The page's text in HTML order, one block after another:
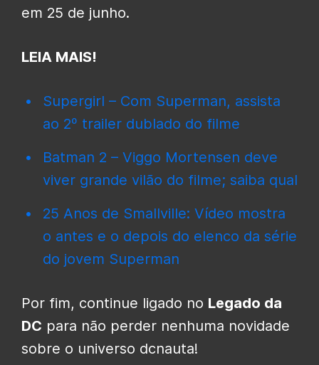
em 25 de junho.
LEIA MAIS!
Supergirl – Com Superman, assista
ao 2º trailer dublado do filme
Batman 2 – Viggo Mortensen deve
viver grande vilão do filme; saiba qual
25 Anos de Smallville: Vídeo mostra
o antes e o depois do elenco da série
do jovem Superman
Por fim, continue ligado no Legado da
DC para não perder nenhuma novidade
sobre o universo dcnauta!